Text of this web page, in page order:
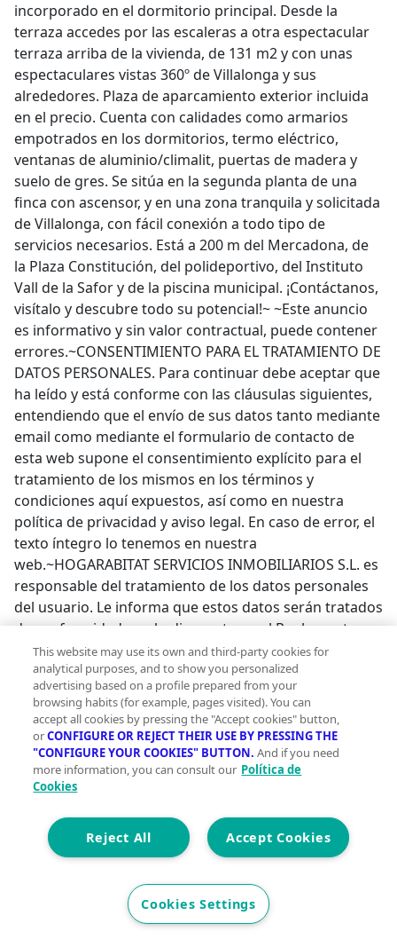
incorporado en el dormitorio principal. Desde la
terraza accedes por las escaleras a otra espectacular
terraza arriba de la vivienda, de 131 m2 y con unas
espectaculares vistas 360º de Villalonga y sus
alrededores. Plaza de aparcamiento exterior incluida
en el precio. Cuenta con calidades como armarios
empotrados en los dormitorios, termo eléctrico,
ventanas de aluminio/climalit, puertas de madera y
suelo de gres. Se sitúa en la segunda planta de una
finca con ascensor, y en una zona tranquila y solicitada
de Villalonga, con fácil conexión a todo tipo de
servicios necesarios. Está a 200 m del Mercadona, de
la Plaza Constitución, del polideportivo, del Instituto
Vall de la Safor y de la piscina municipal. ¡Contáctanos,
visítalo y descubre todo su potencial!~ ~Este anuncio
es informativo y sin valor contractual, puede contener
errores.~CONSENTIMIENTO PARA EL TRATAMIENTO DE
DATOS PERSONALES. Para continuar debe aceptar que
ha leído y está conforme con las cláusulas siguientes,
entendiendo que el envío de sus datos tanto mediante
email como mediante el formulario de contacto de
esta web supone el consentimiento explícito para el
tratamiento de los mismos en los términos y
condiciones aquí expuestos, así como en nuestra
política de privacidad y aviso legal. En caso de error, el
texto íntegro lo tenemos en nuestra
web.~HOGARABITAT SERVICIOS INMOBILIARIOS S.L. es
responsable del tratamiento de los datos personales
del usuario. Le informa que estos datos serán tratados
de conformidad con lo dispuesto en el Reglamento
(UE) 2016/679 de 27 de abril de 2016 (GDPR) y la Ley
Orgánica 3/2018 de 5 de diciembre (LOPDGDD), por lo
que se le facilita la siguiente información del
tratamiento:~Fin del tratamiento: mantener una
relación comercial y el envío de comunicaciones y/o
publicidad sobre nuestros productos y
servicios.~Criterios de conservación de los datos: se
conservarán mientras exista un interés mutuo para
mantener el fin del tratamiento y cuando ya no sea
necesario para tal fin, se suprimirán con medidas de
seguridad adecuadas para garantizar la
seudonimización de los datos o la destrucción total de
los mismos.~No se comunicarán los datos a terceros,
salvo obligación legal.~Derechos que asisten al
This website may use its own and third-party cookies for
analytical purposes, and to show you personalized
advertising based on a profile prepared from your
browsing habits (for example, pages visited). You can
accept all cookies by pressing the "Accept cookies" button,
orCONFIGURE OR REJECT THEIR USE BY PRESSING THE
"CONFIGURE YOUR COOKIES" BUTTON. And if you need
more information, you can consult our Política de
Cookies
Accept Cookies
Reject All
Cookies Settings